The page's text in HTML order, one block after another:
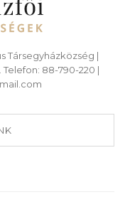
Társegyházközség |
88-790-220 |